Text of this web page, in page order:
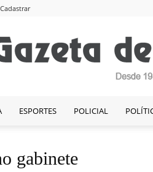
ESPORTES POLICIAL
gabinete